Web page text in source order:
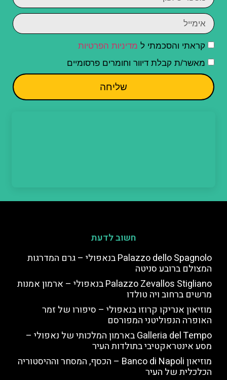
קראתי והסכמתי ל מדיניות הפרטיות
מאשר/ת קבלת דיוור וחומרים פרסומיים
שליחה
חשוב לדעת
Palazzo dello Spagnolo בנאפולי – גרם המדרגות
המצולם ברובע סניטה
Palazzo Zevallos Stigliano בנאפולי – ארמון אמנות
מרשים ברחוב ויה טולדו
מוזיאון אנריקו קרוזו בנאפולי – סיפורו של זמר
האופרה הנפוליטני המפורסם
Galleria del Tempo בארמון המלכותי של נאפולי –
מסע אינטראקטיבי בתולדות העיר
מוזיאון Banco di Napoli – הכסף, המסחר וההיסטוריה
הכלכלית של העיר